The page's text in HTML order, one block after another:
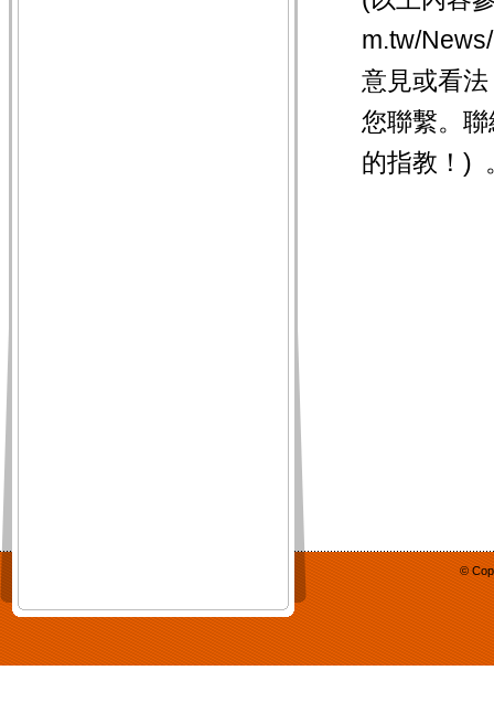
m.tw/
意見或看
您聯繫。
的指教！
©